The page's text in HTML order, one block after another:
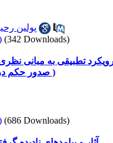
پولین
(342 Downloads)
تطبیقی به مبانی نظری
صدور حکم در ایران و انگلستان چالش ها و راهکارها )
(686 Downloads)